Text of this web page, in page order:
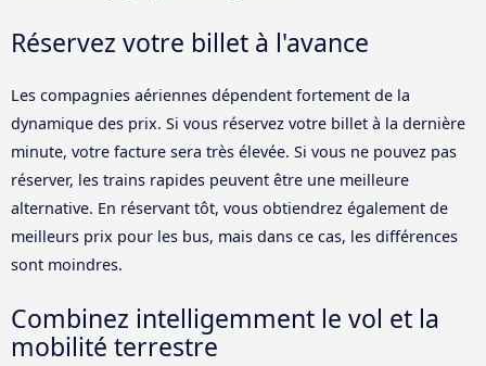
Réservez votre billet à l'avance
Les compagnies aériennes dépendent fortement de la
dynamique des prix. Si vous réservez votre billet à la dernière
minute, votre facture sera très élevée. Si vous ne pouvez pas
réserver, les trains rapides peuvent être une meilleure
alternative. En réservant tôt, vous obtiendrez également de
meilleurs prix pour les bus, mais dans ce cas, les différences
sont moindres.
Combinez intelligemment le vol et la
mobilité terrestre